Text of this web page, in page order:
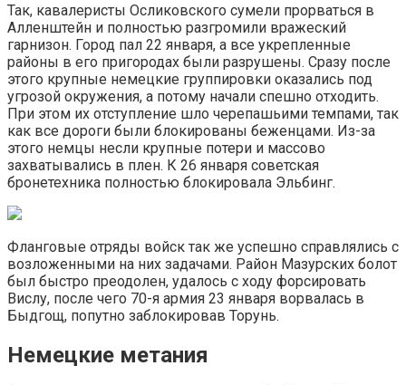
Так, кавалеристы Осликовского сумели прорваться в
Алленштейн и полностью разгромили вражеский
гарнизон. Город пал 22 января, а все укрепленные
районы в его пригородах были разрушены. Сразу после
этого крупные немецкие группировки оказались под
угрозой окружения, а потому начали спешно отходить.
При этом их отступление шло черепашьими темпами, так
как все дороги были блокированы беженцами. Из-за
этого немцы несли крупные потери и массово
захватывались в плен. К 26 января советская
бронетехника полностью блокировала Эльбинг.
Фланговые отряды войск так же успешно справлялись с
возложенными на них задачами. Район Мазурских болот
был быстро преодолен, удалось с ходу форсировать
Вислу, после чего 70-я армия 23 января ворвалась в
Быдгощ, попутно заблокировав Торунь.
Немецкие метания